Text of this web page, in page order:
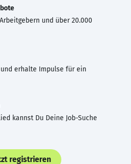
und über 20.000
erhalte Impulse für ein
kannst Du Deine Job-Suche
registrieren